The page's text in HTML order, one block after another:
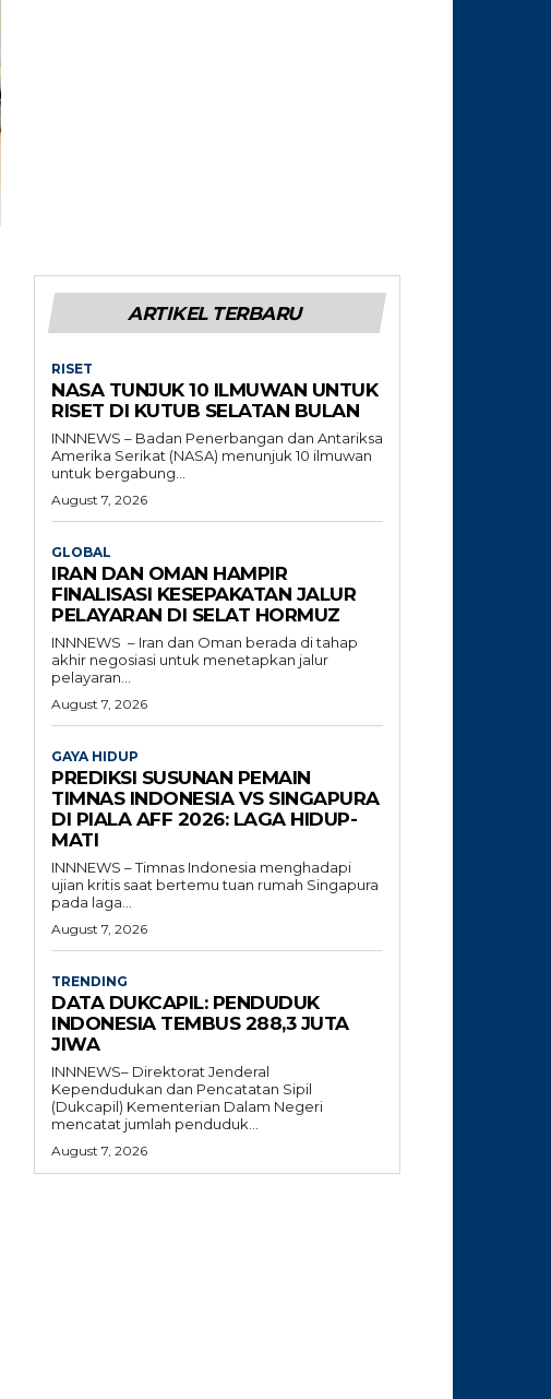
ARTIKEL TERBARU
RISET
NASA TUNJUK 10 ILMUWAN UNTUK
RISET DI KUTUB SELATAN BULAN
INNNEWS – Badan Penerbangan dan Antariksa
Amerika Serikat (NASA) menunjuk 10 ilmuwan
untuk bergabung...
August 7, 2026
GLOBAL
IRAN DAN OMAN HAMPIR
FINALISASI KESEPAKATAN JALUR
PELAYARAN DI SELAT HORMUZ
INNNEWS – Iran dan Oman berada di tahap
akhir negosiasi untuk menetapkan jalur
pelayaran...
August 7, 2026
GAYA HIDUP
PREDIKSI SUSUNAN PEMAIN
TIMNAS INDONESIA VS SINGAPURA
DI PIALA AFF 2026: LAGA HIDUP-
MATI
INNNEWS – Timnas Indonesia menghadapi
ujian kritis saat bertemu tuan rumah Singapura
pada laga...
August 7, 2026
TRENDING
DATA DUKCAPIL: PENDUDUK
INDONESIA TEMBUS 288,3 JUTA
JIWA
INNNEWS– Direktorat Jenderal
Kependudukan dan Pencatatan Sipil
(Dukcapil) Kementerian Dalam Negeri
mencatat jumlah penduduk...
August 7, 2026